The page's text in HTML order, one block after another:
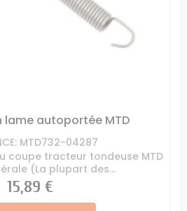
lame autoportée MTD
MTD732-04287
coupe tracteur tondeuse MTD
(La plupart des...
Prix
15,89 €